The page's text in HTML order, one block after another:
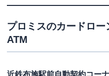
プロミスのカードロー
ATM
近鉄布施駅前自動契約コー